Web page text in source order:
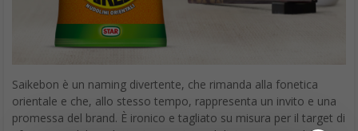
Saikebon è un naming divertente, che rimanda alla fonetica
orientale e che, allo stesso tempo, rappresenta un invito e una
promessa del brand. È ironico e tagliato su misura per il target di